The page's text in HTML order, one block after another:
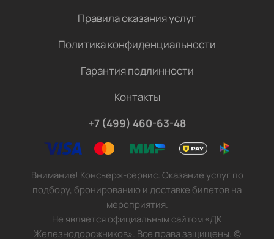
Правила оказания услуг
Политика конфиденциальности
Гарантия подлинности
Контакты
+7 (499) 460-63-48
Внимание! Консьерж-сервис. Оказание услуг по
подбору, бронированию и доставке билетов на
мероприятия.
Не является официальным сайтом «ДК
Железнодорожников». Все права защищены.©